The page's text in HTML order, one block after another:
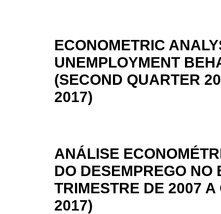
ECONOMETRIC
UNEMPLOYMENT
(SECOND QUARTER
2017)
ANÁLISE
DO DESEMPREGO NO
TRIMESTRE DE 2007
2017)